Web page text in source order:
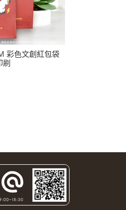
彩色文創紅包袋
刷